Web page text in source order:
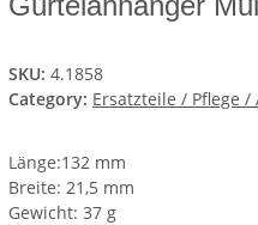
SKU: 4.1858
Category: Ersatzteile / Pflege /
Länge:132 mm
Breite: 21,5 mm
Gewicht: 37 g